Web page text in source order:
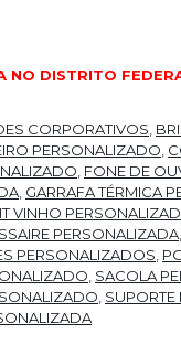
NO DISTRITO
CORPORATIVOS,
PERSONALIZADO,
, FONE DE
, GARRAFA TÉRMICA
VINHO
PERSONALIZADA,
PERSONALIZADOS,
, SACOLA
, SUPORTE